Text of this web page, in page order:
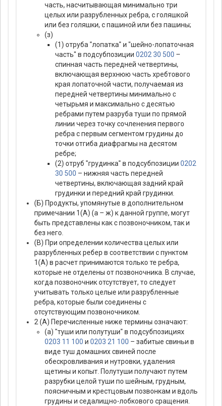
часть, насчитывающая минимально три
целых или разрубленных ребра, с голяшкой
или без голяшки, с пашиной или без пашины;
(з)
(1) отруба "лопатка" и "шейно-лопаточная
часть" в подсубпозиции 0202 30 500 –
спинная часть передней четвертины,
включающая верхнюю часть хребтового
края лопаточной части, получаемая из
передней четвертины минимально с
четырьмя и максимально с десятью
ребрами путем разруба туши по прямой
линии через точку сочленения первого
ребра с первым сегментом грудины до
точки отгиба диафрагмы на десятом
ребре;
(2) отруб "грудинка" в подсубпозиции 0202
30 500 – нижняя часть передней
четвертины, включающая задний край
грудинки и передний край грудинки.
(Б) Продукты, упомянутые в дополнительном
примечании 1(А) (а – ж) к данной группе, могут
быть представлены как с позвоночником, так и
без него.
(В) При определении количества целых или
разрубленных ребер в соответствии с пунктом
1(А) в расчет принимаются только те ребра,
которые не отделены от позвоночника. В случае,
когда позвоночник отсутствует, то следует
учитывать только целые или разрубленные
ребра, которые были соединены с
отсутствующим позвоночником.
2 (А) Перечисленные ниже термины означают:
(а) "туши или полутуши" в подсубпозициях
0203 11 100 и 0203 21 100 – забитые свиньи в
виде туш домашних свиней после
обескровливания и нутровки, удаления
щетины и копыт. Полутуши получают путем
разрубки целой туши по шейным, грудным,
поясничным и крестцовым позвонкам и вдоль
грудины и седалищно-лобкового сращения.